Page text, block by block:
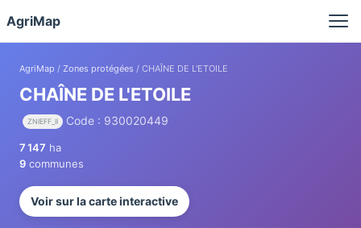
AgriMap
AgriMap / Zones protégées / CHAÎNE DE L'ETOILE
CHAÎNE DE L'ETOILE
ZNIEFF_II Code : 930020449
7 147 ha
9 communes
Voir sur la carte interactive